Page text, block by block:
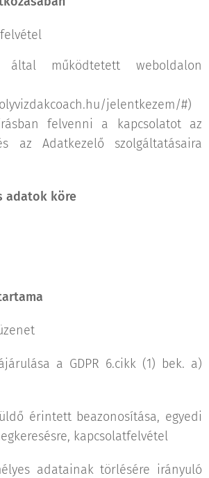
által működtetett weboldalon
jelentkezem/#)
felvenni a kapcsolatot az
az Adatkezelő szolgáltatásaira
adatok köre
a GDPR 6.cikk (1) bek. a)
érintett beazonosítása, egyedi
kapcsolatfelvétel
adatainak törlésére irányuló